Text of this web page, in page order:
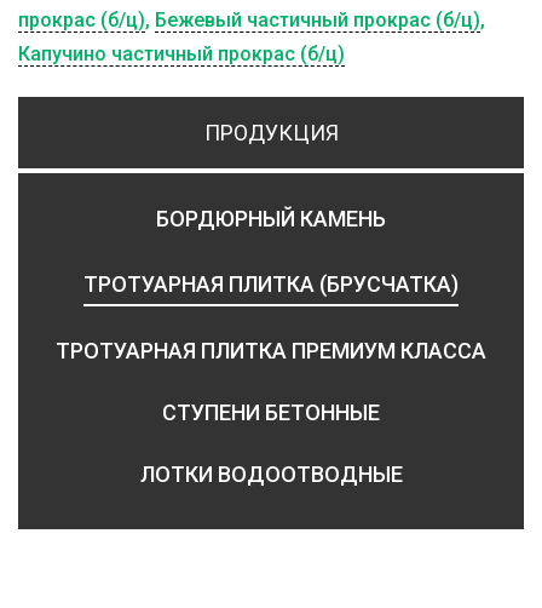
ПРОДУКЦИЯ
БОРДЮРНЫЙ КАМЕНЬ
ТРОТУАРНАЯ ПЛИТКА (БРУСЧАТКА)
ТРОТУАРНАЯ ПЛИТКА ПРЕМИУМ КЛАССА
СТУПЕНИ БЕТОННЫЕ
ЛОТКИ ВОДООТВОДНЫЕ
прокрас (б/ц), Бежевый частичный прокрас (б/ц),
Капучино частичный прокрас (б/ц)